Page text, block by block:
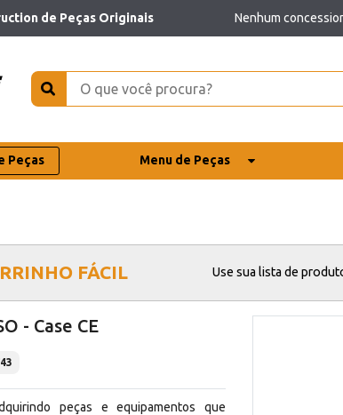
de Peças Originais Nenhum
Peças Menu de Peças
FÁCIL Use sua lista de
- Case CE
peças e equipamentos que